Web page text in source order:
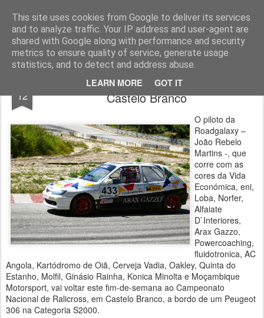
This site uses cookies from Google to deliver its services
and to analyze traffic. Your IP address and user-agent are
shared with Google along with performance and security
metrics to ensure quality of service, generate usage
statistics, and to detect and address abuse.
LEARN MORE GOT IT
ROADGALAXY - Media Center
12
Rebelo Martins quer lutar pela vitória em
Castelo Branco
O piloto da
Roadgalaxy –
João Rebelo
Martins -, que
corre com as
cores da Vida
Económica, eni,
Loba, Norfer,
Alfaiate
D`Interiores,
Arax Gazzo,
Powercoaching,
fluidotronica, AC
Angola, Kartódromo de Oiã, Cerveja Vadia, Oakley, Quinta do
Estanho, Molfil, Ginásio Rainha, Konica Minolta e Moçambique
Motorsport, vai voltar este fim-de-semana ao Campeonato
Nacional de Ralicross, em Castelo Branco, a bordo de um Peugeot
306 na Categoria S2000.